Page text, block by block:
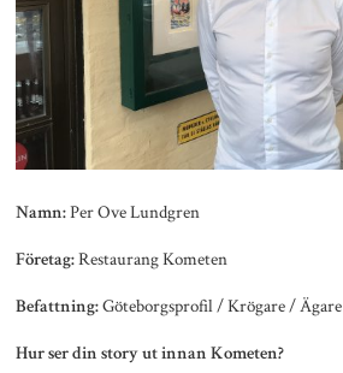
Namn: Per Ove Lundgren
Företag: Restaurang Kometen
Befattning: Göteborgsprofil / Krögare / Ägare
Hur ser din story ut innan Kometen?